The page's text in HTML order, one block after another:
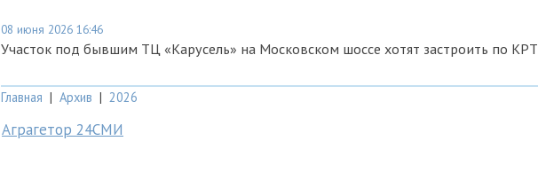
08 июня 2026 16:46
Участок под бывшим ТЦ «Карусель» на Московском шоссе хотят застроить по КРТ
Главная | Архив | 2026
Аграгетор 24СМИ